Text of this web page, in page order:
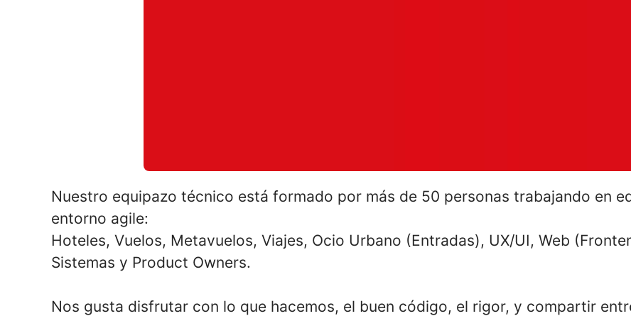
Nuestro equipazo técnico está formado por más de 50 personas trabajando en
entorno agile:
Hoteles, Vuelos, Metavuelos, Viajes, Ocio Urbano (Entradas), UX/UI, Web
Sistemas y Product Owners.
Nos gusta disfrutar con lo que hacemos, el buen código, el rigor, y compartir